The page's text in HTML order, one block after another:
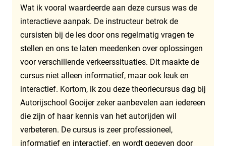
Wat ik vooral waardeerde aan deze cursus was de
interactieve aanpak. De instructeur betrok de
cursisten bij de les door ons regelmatig vragen te
stellen en ons te laten meedenken over oplossingen
voor verschillende verkeerssituaties. Dit maakte de
cursus niet alleen informatief, maar ook leuk en
interactief. Kortom, ik zou deze theoriecursus dag bij
Autorijschool Gooijer zeker aanbevelen aan iedereen
die zijn of haar kennis van het autorijden wil
verbeteren. De cursus is zeer professioneel,
informatief en interactief, en wordt gegeven door